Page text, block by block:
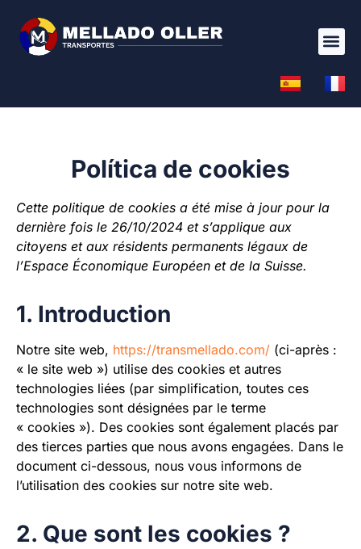
Política de cookies
Cette politique de cookies a été mise à jour pour la
dernière fois le 26/10/2024 et s’applique aux
citoyens et aux résidents permanents légaux de
l’Espace Économique Européen et de la Suisse.
1. Introduction
Notre site web, https://transmellado.com/ (ci-après :
« le site web ») utilise des cookies et autres
technologies liées (par simplification, toutes ces
technologies sont désignées par le terme
« cookies »). Des cookies sont également placés par
des tierces parties que nous avons engagées. Dans le
document ci-dessous, nous vous informons de
l’utilisation des cookies sur notre site web.
2. Que sont les cookies ?